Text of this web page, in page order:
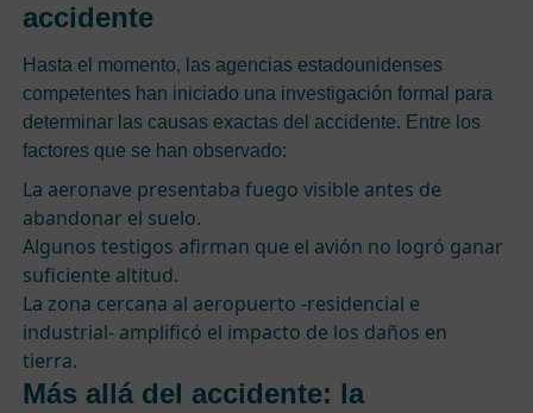
accidente
Hasta el momento, las agencias estadounidenses
competentes han iniciado una investigación formal para
determinar las causas exactas del accidente. Entre los
factores que se han observado:
La aeronave presentaba fuego visible antes de
abandonar el suelo.
Algunos testigos afirman que el avión no logró ganar
suficiente altitud.
La zona cercana al aeropuerto -residencial e
industrial- amplificó el impacto de los daños en
tierra.
Más allá del accidente: la